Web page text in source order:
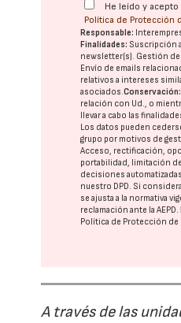
He leído y
Política de Protección
Responsable:
Finalidades: Suscripción
newsletter(s). Gestión
Envío de emails
relativos a intereses
asociados.Conservación:
relación con Ud., o
llevar a cabo las
Los datos pueden
grupo por motivos de
Acceso, rectificación,
portabilidad, limitación
decisiones
nuestro DPD. Si
se ajusta a la normativa
reclamación ante laAEPD.
Política de Protección de
A través de las